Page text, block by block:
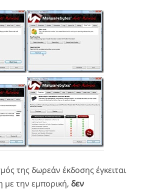
της δωρεάν έκδοσης έγκειται
με την εμπορική, δεν